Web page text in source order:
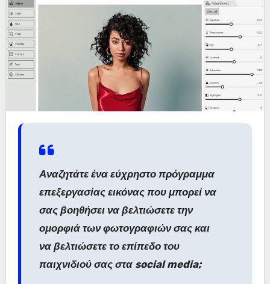
Αναζητάτε ένα εύχρηστο πρόγραμμα
επεξεργασίας εικόνας που μπορεί να
σας βοηθήσει να βελτιώσετε την
ομορφιά των φωτογραφιών σας και
να βελτιώσετε το επίπεδο του
παιχνιδιού σας στα social media;